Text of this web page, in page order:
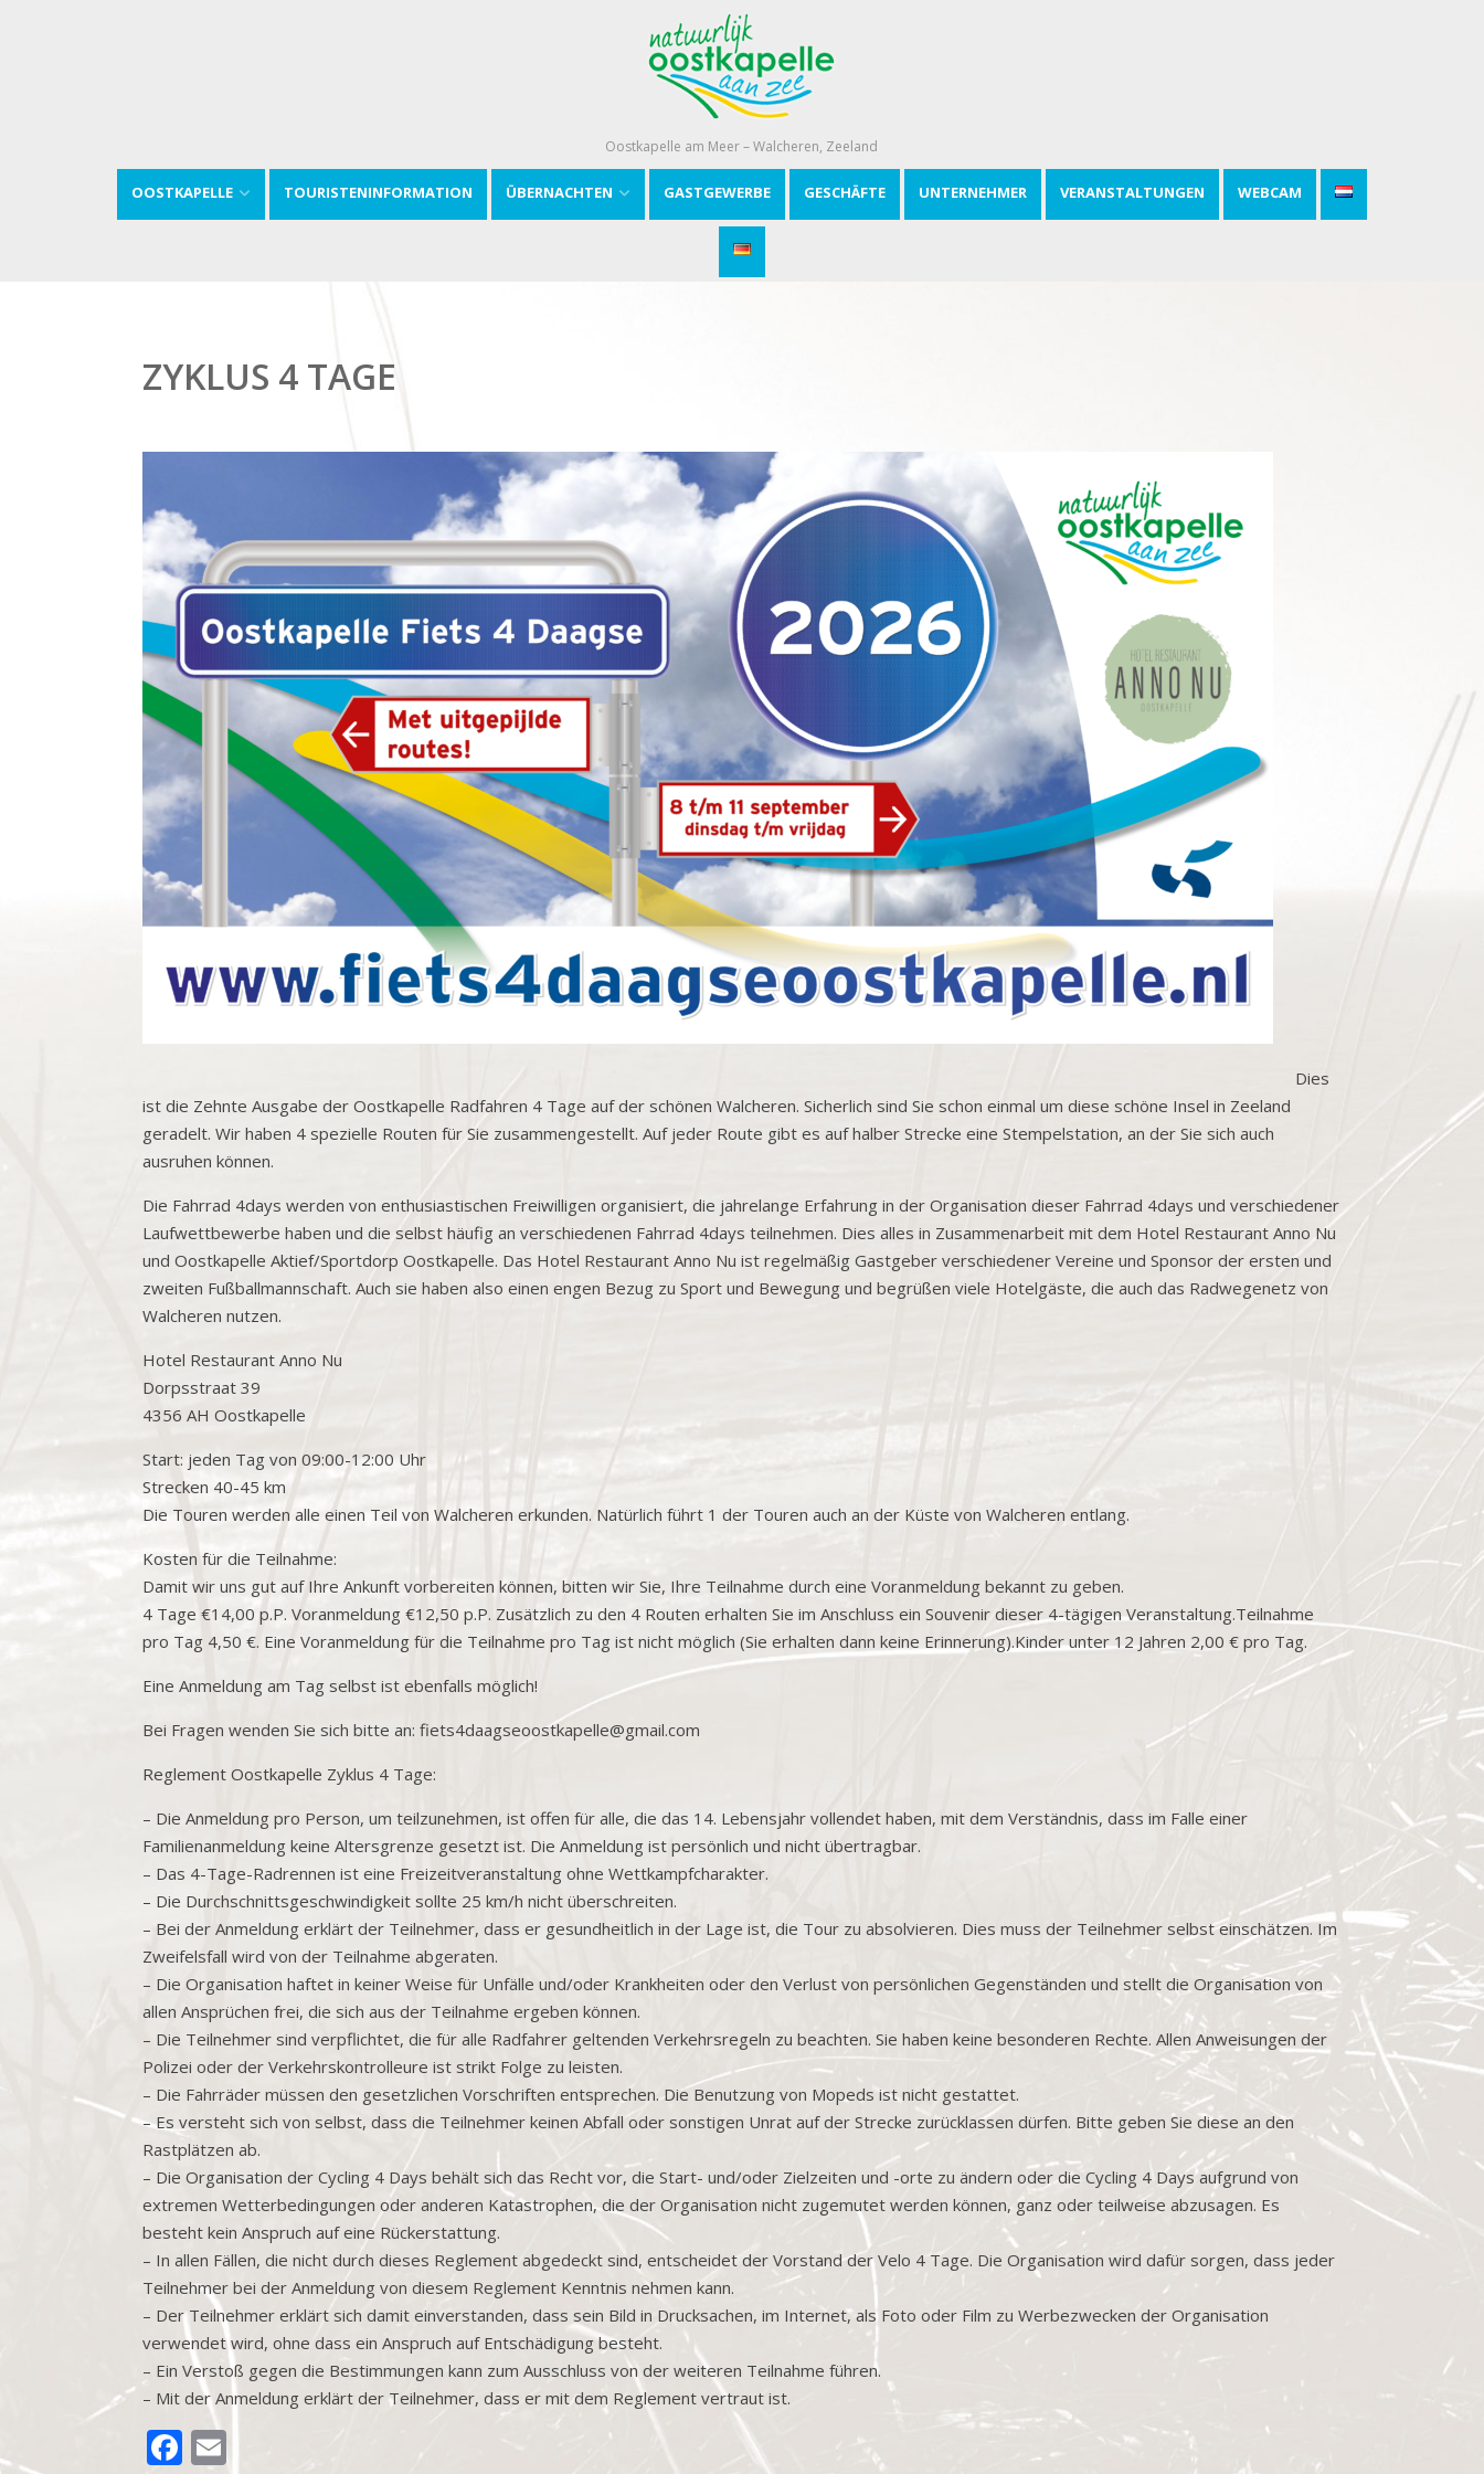
Oostkapelle am Meer – Walcheren, Zeeland
OOSTKAPELLE TOURISTENINFORMATION ÜBERNACHTEN GASTGEWERBE GESCHÄFTE UNTERNEHMER VERANSTALTUNGEN WEBCAM
ZYKLUS 4 TAGE
Dies
ist die Zehnte Ausgabe der Oostkapelle Radfahren 4 Tage auf der schönen Walcheren. Sicherlich sind Sie schon einmal um diese schöne Insel in Zeeland
geradelt. Wir haben 4 spezielle Routen für Sie zusammengestellt. Auf jeder Route gibt es auf halber Strecke eine Stempelstation, an der Sie sich auch
ausruhen können.
Die Fahrrad 4days werden von enthusiastischen Freiwilligen organisiert, die jahrelange Erfahrung in der Organisation dieser Fahrrad 4days und verschiedener
Laufwettbewerbe haben und die selbst häufig an verschiedenen Fahrrad 4days teilnehmen. Dies alles in Zusammenarbeit mit dem Hotel Restaurant Anno Nu
und Oostkapelle Aktief/Sportdorp Oostkapelle. Das Hotel Restaurant Anno Nu ist regelmäßig Gastgeber verschiedener Vereine und Sponsor der ersten und
zweiten Fußballmannschaft. Auch sie haben also einen engen Bezug zu Sport und Bewegung und begrüßen viele Hotelgäste, die auch das Radwegenetz von
Walcheren nutzen.
Hotel Restaurant Anno Nu
Dorpsstraat 39
4356 AH Oostkapelle
Start: jeden Tag von 09:00-12:00 Uhr
Strecken 40-45 km
Die Touren werden alle einen Teil von Walcheren erkunden. Natürlich führt 1 der Touren auch an der Küste von Walcheren entlang.
Kosten für die Teilnahme:
Damit wir uns gut auf Ihre Ankunft vorbereiten können, bitten wir Sie, Ihre Teilnahme durch eine Voranmeldung bekannt zu geben.
4 Tage €14,00 p.P. Voranmeldung €12,50 p.P. Zusätzlich zu den 4 Routen erhalten Sie im Anschluss ein Souvenir dieser 4-tägigen Veranstaltung.Teilnahme
pro Tag 4,50 €. Eine Voranmeldung für die Teilnahme pro Tag ist nicht möglich (Sie erhalten dann keine Erinnerung).Kinder unter 12 Jahren 2,00 € pro Tag.
Eine Anmeldung am Tag selbst ist ebenfalls möglich!
Bei Fragen wenden Sie sich bitte an: fiets4daagseoostkapelle@gmail.com
Reglement Oostkapelle Zyklus 4 Tage:
– Die Anmeldung pro Person, um teilzunehmen, ist offen für alle, die das 14. Lebensjahr vollendet haben, mit dem Verständnis, dass im Falle einer
Familienanmeldung keine Altersgrenze gesetzt ist. Die Anmeldung ist persönlich und nicht übertragbar.
– Das 4-Tage-Radrennen ist eine Freizeitveranstaltung ohne Wettkampfcharakter.
– Die Durchschnittsgeschwindigkeit sollte 25 km/h nicht überschreiten.
– Bei der Anmeldung erklärt der Teilnehmer, dass er gesundheitlich in der Lage ist, die Tour zu absolvieren. Dies muss der Teilnehmer selbst einschätzen. Im
Zweifelsfall wird von der Teilnahme abgeraten.
– Die Organisation haftet in keiner Weise für Unfälle und/oder Krankheiten oder den Verlust von persönlichen Gegenständen und stellt die Organisation von
allen Ansprüchen frei, die sich aus der Teilnahme ergeben können.
– Die Teilnehmer sind verpflichtet, die für alle Radfahrer geltenden Verkehrsregeln zu beachten. Sie haben keine besonderen Rechte. Allen Anweisungen der
Polizei oder der Verkehrskontrolleure ist strikt Folge zu leisten.
– Die Fahrräder müssen den gesetzlichen Vorschriften entsprechen. Die Benutzung von Mopeds ist nicht gestattet.
– Es versteht sich von selbst, dass die Teilnehmer keinen Abfall oder sonstigen Unrat auf der Strecke zurücklassen dürfen. Bitte geben Sie diese an den
Rastplätzen ab.
– Die Organisation der Cycling 4 Days behält sich das Recht vor, die Start- und/oder Zielzeiten und -orte zu ändern oder die Cycling 4 Days aufgrund von
extremen Wetterbedingungen oder anderen Katastrophen, die der Organisation nicht zugemutet werden können, ganz oder teilweise abzusagen. Es
besteht kein Anspruch auf eine Rückerstattung.
– In allen Fällen, die nicht durch dieses Reglement abgedeckt sind, entscheidet der Vorstand der Velo 4 Tage. Die Organisation wird dafür sorgen, dass jeder
Teilnehmer bei der Anmeldung von diesem Reglement Kenntnis nehmen kann.
– Der Teilnehmer erklärt sich damit einverstanden, dass sein Bild in Drucksachen, im Internet, als Foto oder Film zu Werbezwecken der Organisation
verwendet wird, ohne dass ein Anspruch auf Entschädigung besteht.
– Ein Verstoß gegen die Bestimmungen kann zum Ausschluss von der weiteren Teilnahme führen.
– Mit der Anmeldung erklärt der Teilnehmer, dass er mit dem Reglement vertraut ist.
FACEBOOK